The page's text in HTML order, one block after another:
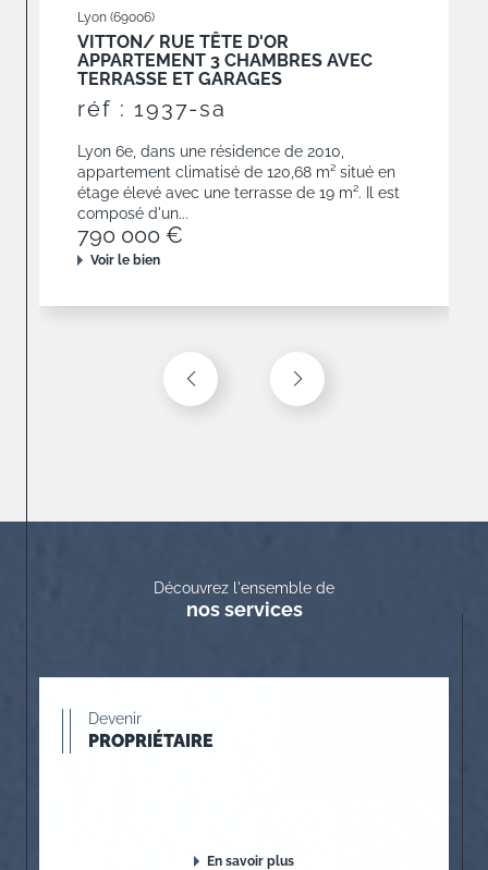
Lyon (69006)
VITTON/ RUE TÊTE D'OR
APPARTEMENT 3 CHAMBRES AVEC
TERRASSE ET GARAGES
réf : 1937-sa
Lyon 6e, dans une résidence de 2010,
appartement climatisé de 120,68 m² situé en
étage élevé avec une terrasse de 19 m². Il est
composé d'un...
790 000 €
Voir le bien
Découvrez l'ensemble de
nos services
Devenir
PROPRIÉTAIRE
En savoir plus